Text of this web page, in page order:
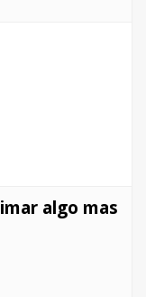
algo mas